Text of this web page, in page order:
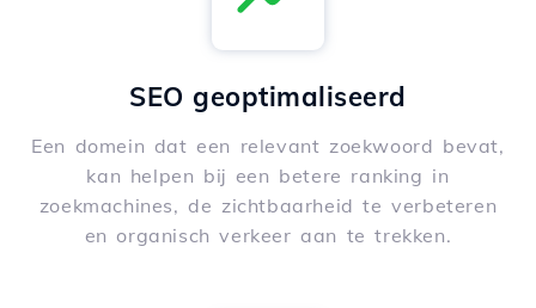
SEO geoptimaliseerd
Een domein dat een relevant zoekwoord bevat,
kan helpen bij een betere ranking in
zoekmachines, de zichtbaarheid te verbeteren
en organisch verkeer aan te trekken.